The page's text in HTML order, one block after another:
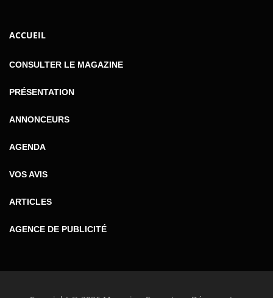
ACCUEIL
CONSULTER LE MAGAZINE
PRÉSENTATION
ANNONCEURS
AGENDA
VOS AVIS
ARTICLES
AGENCE DE PUBLICITÉ